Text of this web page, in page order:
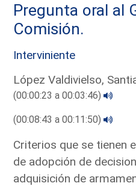
Pregunta oral al
Comisión.
Interviniente
López Valdivielso,
(00:00:23 a 00:03:46)
(00:08:43 a 00:11:50)
Criterios que se tienen
de adopción de
adquisición de